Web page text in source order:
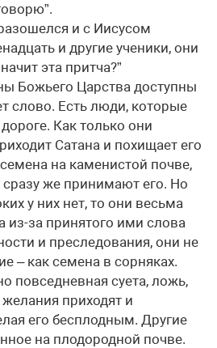
и с Иисусом
и другие ученики, они
эта притча?”
Божьего Царства доступны
слово. Есть люди, которые
Как только они
Сатана и похищает его
на каменистой почве,
же принимают его. Но
у них нет, то они весьма
из-за принятого ими слова
и преследования, они не
– как семена в сорняках.
повседневная суета, ложь,
желания приходят и
его бесплодным. Другие
на плодородной почве.